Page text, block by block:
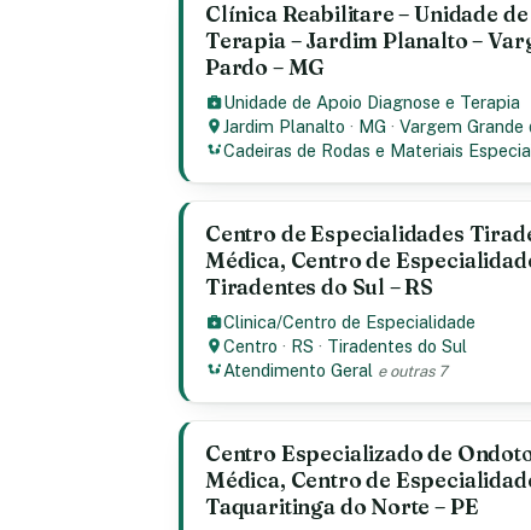
Clínica Reabilitare – Unidade
Terapia – Jardim Planalto –
Pardo – MG
Unidade de Apoio Diagnose e Terapia
Jardim Planalto · MG ·Vargem Grande
Cadeiras de Rodas e Materiais
Centro de Especialidades
Médica, Centro de
Tiradentes do Sul – RS
Clinica/Centro de Especialidade
Centro · RS · Tiradentes do Sul
Atendimento Geral e outras 7
Centro Especializado de
Médica, Centro de
Taquaritinga do Norte – PE